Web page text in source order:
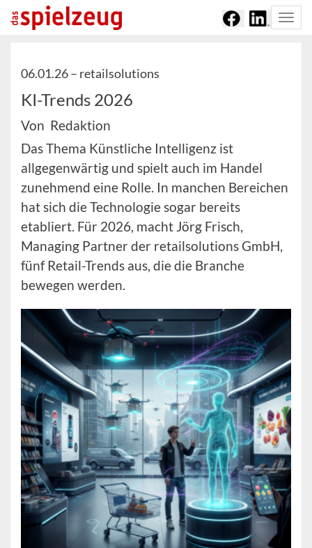
06.01.26 – retailsolutions
KI-Trends 2026
Von Redaktion
Das Thema Künstliche Intelligenz ist
allgegenwärtig und spielt auch im Handel
zunehmend eine Rolle. In manchen Bereichen
hat sich die Technologie sogar bereits
etabliert. Für 2026, macht Jörg Frisch,
Managing Partner der retailsolutions GmbH,
fünf Retail-Trends aus, die die Branche
bewegen werden.